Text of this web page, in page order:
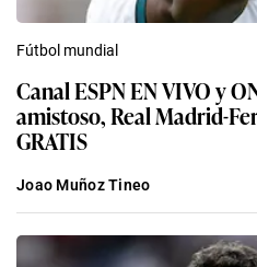
Fútbol mundial
Canal ESPN EN VIVO y
amistoso, Real Madrid-
GRATIS
Joao Muñoz Tineo